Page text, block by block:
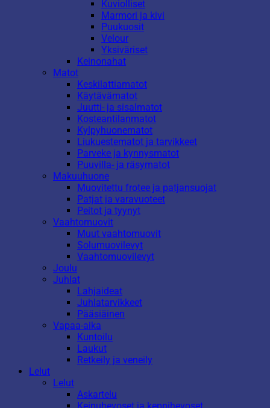
Kuviolliset
Marmori ja kivi
Puukuosit
Velour
Yksiväriset
Keinonahat
Matot
Keskilattiamatot
Käytävämatot
Juutti- ja sisalmatot
Kosteantilanmatot
Kylpyhuonematot
Liukuestematot ja tarvikkeet
Parveke ja kynnysmatot
Puuvilla- ja räsymatot
Makuuhuone
Muovitettu frotee ja patjansuojat
Patjat ja varavuoteet
Peitot ja tyynyt
Vaahtomuovit
Muut vaahtomuovit
Solumuovilevyt
Vaahtomuovilevyt
Joulu
Juhlat
Lahjaideat
Juhlatarvikkeet
Pääsiäinen
Vapaa-aika
Kuntoilu
Laukut
Retkeily ja veneily
Lelut
Lelut
Askartelu